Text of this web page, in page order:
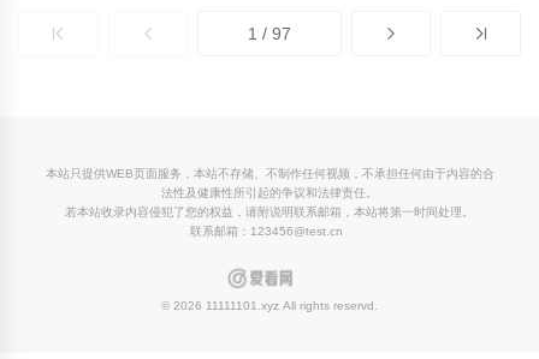
1 / 97
本站只提供WEB页面服务，本站不存储、不制作任何视频，不承担任何由于内容的合
法性及健康性所引起的争议和法律责任。
若本站收录内容侵犯了您的权益，请附说明联系邮箱，本站将第一时间处理。
联系邮箱：123456@test.cn
© 2026 11111101.xyz All rights reservd.